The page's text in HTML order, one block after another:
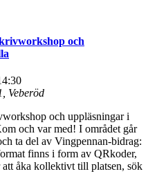
och
Veberöd
och uppläsningar i
och var med! I området går
ta del av Vingpennan-bidrag:
finns i form av QRkoder,
åka kollektivt till platsen, sök